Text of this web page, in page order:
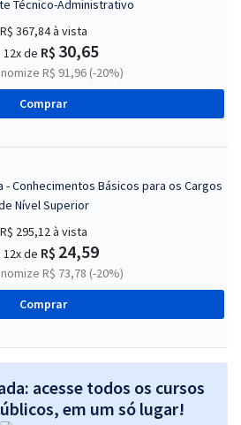
Técnico-Administrativo
R$ 367,84à vista
12x de R$ 30,65
R$ 91,96 (-20%)
Comprar
- Conhecimentos Básicos para os Cargos
Nível Superior
R$ 295,12à vista
12x de R$ 24,59
R$ 73,78 (-20%)
Comprar
acesse todos os cursos
em um só lugar!